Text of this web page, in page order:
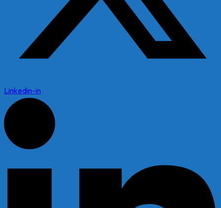
Linkedin-in